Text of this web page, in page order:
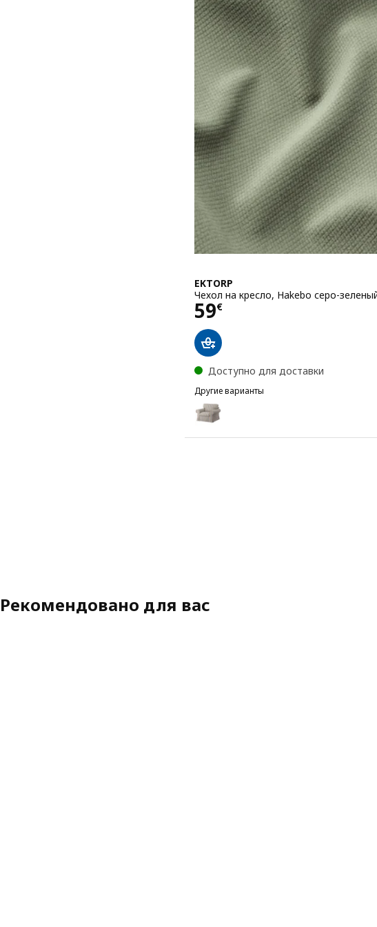
EKTORP
Чехол на кресло, Hakebo серо-
59€
Цена 59€
Доступно для доставки
Другие варианты
EKTORP
Вариант: EKTORP, Чехол на кресло,
Рекомендовано для вас